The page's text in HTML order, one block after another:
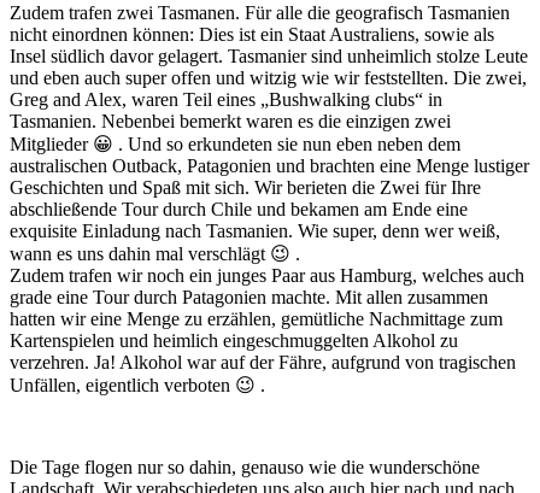
Zudem trafen zwei Tasmanen. Für alle die geografisch Tasmanien
nicht einordnen können: Dies ist ein Staat Australiens, sowie als
Insel südlich davor gelagert. Tasmanier sind unheimlich stolze Leute
und eben auch super offen und witzig wie wir feststellten. Die zwei,
Greg and Alex, waren Teil eines „Bushwalking clubs“ in
Tasmanien. Nebenbei bemerkt waren es die einzigen zwei
Mitglieder 😀 . Und so erkundeten sie nun eben neben dem
australischen Outback, Patagonien und brachten eine Menge lustiger
Geschichten und Spaß mit sich. Wir berieten die Zwei für Ihre
abschließende Tour durch Chile und bekamen am Ende eine
exquisite Einladung nach Tasmanien. Wie super, denn wer weiß,
wann es uns dahin mal verschlägt 😉 .
Zudem trafen wir noch ein junges Paar aus Hamburg, welches auch
grade eine Tour durch Patagonien machte. Mit allen zusammen
hatten wir eine Menge zu erzählen, gemütliche Nachmittage zum
Kartenspielen und heimlich eingeschmuggelten Alkohol zu
verzehren. Ja! Alkohol war auf der Fähre, aufgrund von tragischen
Unfällen, eigentlich verboten 😉 .
Die Tage flogen nur so dahin, genauso wie die wunderschöne
Landschaft. Wir verabschiedeten uns also auch hier nach und nach